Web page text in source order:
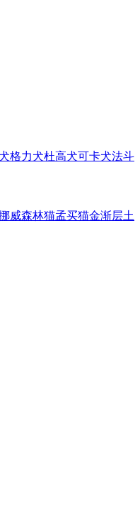
格力犬杜高犬可卡犬法斗
威森林猫孟买猫金渐层土